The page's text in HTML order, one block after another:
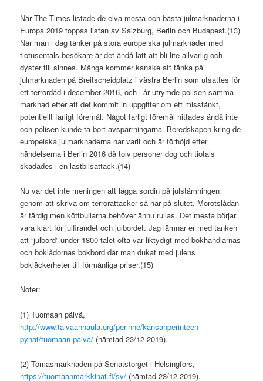
NärThe Times listade de elva mesta och bästa julmarknaderna i
Europa 2019 toppas listan av Salzburg, Berlin och Budapest.(13)
När man i dag tänker på stora europeiska julmarknader med
tiotusentals besökare är det ändå lätt att bli lite allvarlig och
dyster till sinnes. Många kommer kanske att tänka på
julmarknaden på Breitscheidplatz i västra Berlin som utsattes för
ett terrordåd i december 2016, och i år utrymde polisen samma
marknad efter att det kommit in uppgifter om ett misstänkt,
potentiellt farligt föremål. Något farligt föremål hittades ändå inte
och polisen kunde ta bort avspärrningarna. Beredskapen kring de
europeiska julmarknaderna har varit och är förhöjd efter
händelserna i Berlin 2016 då tolv personer dog och tiotals
skadades i en lastbilsattack.(14)
Nu var det inte meningen att lägga sordin på julstämningen
genom att skriva om terrorattacker så här på slutet. Morotslådan
är färdig men köttbullarna behöver ännu rullas. Det mesta börjar
vara klart för julfirandet och julbordet. Jag lämnar er med tanken
att ”julbord” under 1800-talet ofta var liktydigt med bokhandlarnas
och boklådornas bokbord där man dukat med julens
bokläckerheter till förmånliga priser.(15)
Noter:
(1) Tuomaan päivä,
http://www.taivaannaula.org/perinne/kansanperinteen-
pyhat/tuomaan-paiva/ (hämtad 23/12 2019).
(2) Tomasmarknaden på Senatstorget i Helsingfors,
https://tuomaanmarkkinat.fi/sv/ (hämtad 23/12 2019).